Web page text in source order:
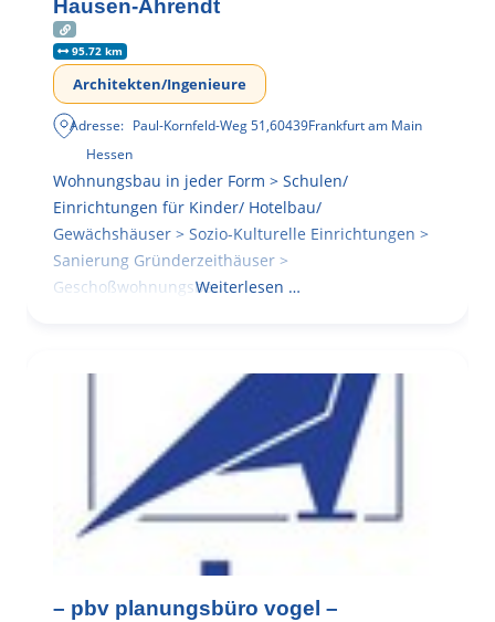
Hausen-Ahrendt
95.72 km
Architekten/Ingenieure
Adresse: Paul-Kornfeld-Weg 51,60439Frankfurt am Main
Hessen
Wohnungsbau in jeder Form > Schulen/
Einrichtungen für Kinder/ Hotelbau/
Gewächshäuser > Sozio-Kulturelle Einrichtungen >
Sanierung Gründerzeithäuser >
GeschoßwohnungsbauWeiterlesen …
– pbv planungsbüro vogel –